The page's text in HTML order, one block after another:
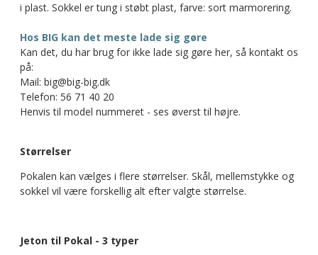
i plast. Sokkel er tung i støbt plast, farve: sort marmorering.
Hos BIG kan det meste lade sig gøre
Kan det, du har brug for ikke lade sig gøre her, så kontakt os
på:
Mail: big@big-big.dk
Telefon: 56 71 40 20
Henvis til model nummeret - ses øverst til højre.
Størrelser
Pokalen kan vælges i flere størrelser. Skål, mellemstykke og
sokkel vil være forskellig alt efter valgte størrelse.
Jeton til Pokal - 3 typer